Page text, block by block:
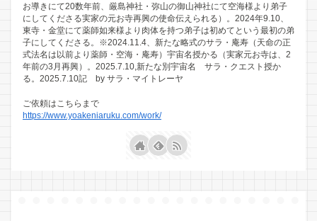
お導きにて20数年前、厳島神社・弥山の御山神社にて空海様より弟子
にしてくださる実家の元お寺再興の使命伝えられる）。2024年9.10、
東寺・金堂にて薬師如来様より肉体を持つ弟子は初めてという最初の弟
子にしてくださる。※2024.11.4、新たな略式のサラ・庵寿（天命の正
式法名は以前より薬師・空海・庵寿）宇宙名授かる（実家元お寺は、2
年前の3月再興）。2025.7.10,新たな別宇宙名 サラ・クエスト授か
る。2025.7.10記 by サラ・マイトレーヤ
ご依頼はこちらまで
https://www.yoakeniaruku.com/work/